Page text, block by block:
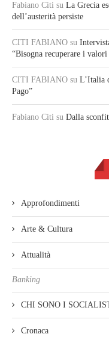
Fabiano Citi su La Grecia
dell’austerità persiste
CITI FABIANO su
“Bisogna recuperare i
CITI FABIANO su L’Italia
Pago”
Fabiano Citi su Dalla
Approfondimenti
Arte & Cultura
Attualità
Banking
CHI SONO I
Cronaca